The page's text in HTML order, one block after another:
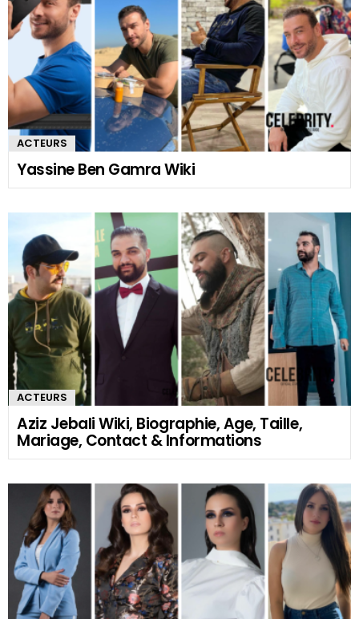
ACTEURS
Yassine Ben Gamra Wiki
ACTEURS
Aziz Jebali Wiki, Biographie, Age, Taille,
Mariage, Contact & Informations